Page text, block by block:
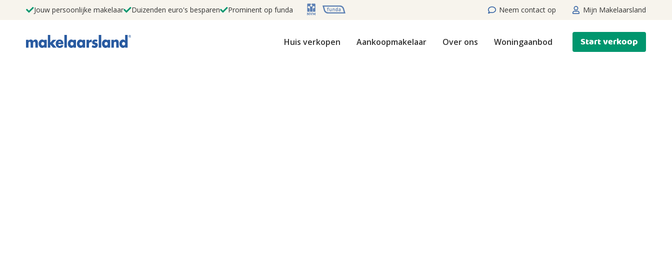
Jouw persoonlijke makelaar Duizenden euro's besparen Prominent op funda Neem contact op Mijn Makelaarsland
Huis verkopen Aankoopmakelaar Over ons Woningaanbod Start verkoop